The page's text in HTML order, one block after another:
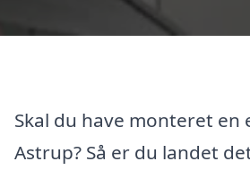
Skal du have monteret
Astrup? Så er du landet